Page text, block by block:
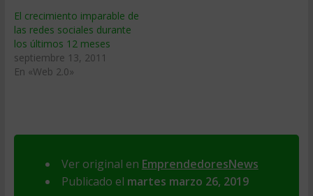
El crecimiento imparable de
las redes sociales durante
los últimos 12 meses
septiembre 13, 2011
En «Web 2.0»
Ver original en EmprendedoresNews
Publicado el martes marzo 26, 2019